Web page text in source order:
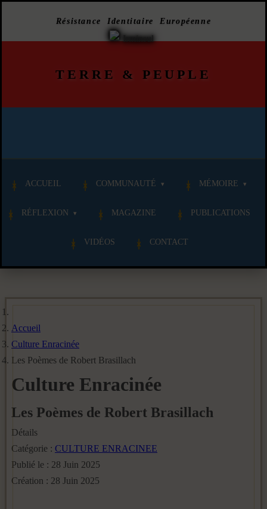
Résistance Identitaire Européenne
TERRE & PEUPLE
ACCUEIL COMMUNAUTÉ MÉMOIRE
RÉFLEXION MAGAZINE PUBLICATIONS
VIDÉOS CONTACT
Accueil
Culture Enracinée
Les Poèmes de Robert Brasillach
Culture Enracinée
Les Poèmes de Robert Brasillach
Détails
Catégorie : CULTURE ENRACINEE
Publié le : 28 Juin 2025
Création : 28 Juin 2025